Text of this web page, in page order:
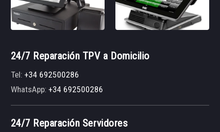
24/7 Reparación TPV a Domicilio
Tel:+34 692500286
WhatsApp:+34 692500286
24/7 Reparación Servidores